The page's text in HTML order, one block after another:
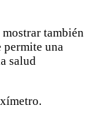
mostrar también
permite una
salud